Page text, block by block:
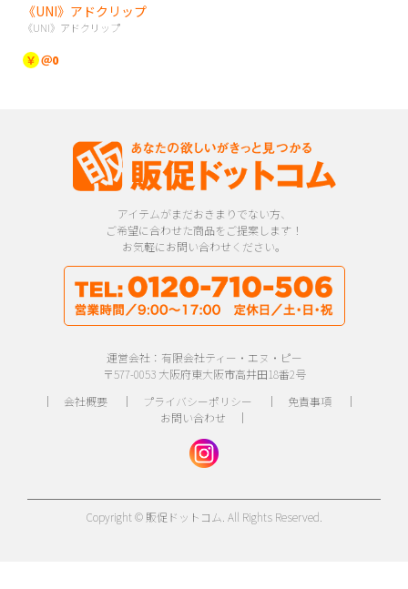
《UNI》アドクリップ
《UNI》アドクリップ
￥ ＠0
アイテムがまだおきまりでない方、
ご希望に合わせた商品をご提案します！
お気軽にお問い合わせください。
運営会社：有限会社ティー・エヌ・ピー
〒577-0053 大阪府東大阪市高井田18番2号
｜ 会社概要｜ プライバシーポリシー ｜ 免責事項｜
お問い合わせ ｜
Copyright © 販促ドットコム. All Rights Reserved.